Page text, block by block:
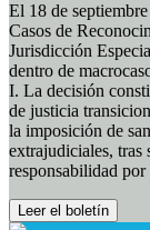
El 18 de
Casos de
Jurisdicción
dentro de
I. La decisión
de justicia
la imposición de
extrajudiciales, tras
responsabilidad por
Leer el boletín